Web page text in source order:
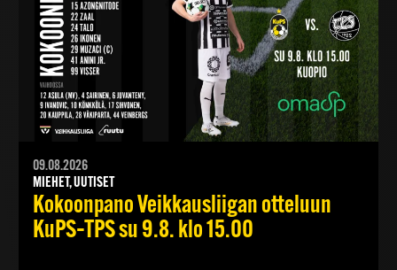
09.08.2026
MIEHET, UUTISET
Kokoonpano Veikkausliigan otteluun
KuPS–TPS su 9.8. klo 15.00